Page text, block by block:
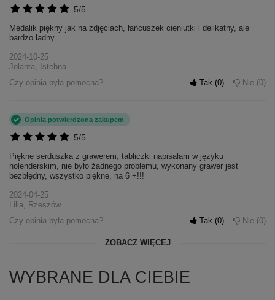
5/5
Medalik piękny jak na zdjęciach, łańcuszek cieniutki i delikatny, ale
bardzo ładny.
2024-10-25
Jolanta, Istebna
Czy opinia była pomocna?
Tak 0 Nie 0
5/5
Opinia potwierdzona zakupem
Piękne serduszka z grawerem, tabliczki napisałam w języku
holenderskim, nie było żadnego problemu, wykonany grawer jest
bezbłędny, wszystko piękne, na 6 +!!!
2024-04-25
Lilia, Rzeszów
Czy opinia była pomocna?
Tak 0 Nie 0
ZOBACZ WIĘCEJ
WYBRANE DLA CIEBIE